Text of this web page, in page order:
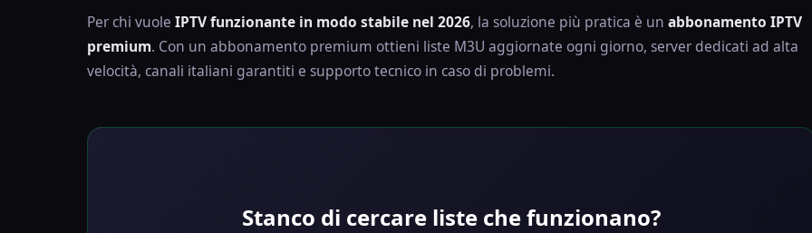
Per chi vuole IPTV funzionante in modo stabile nel 2026, la soluzione più pratica è un abbonamento IPTV
premium. Con un abbonamento premium ottieni liste M3U aggiornate ogni giorno, server dedicati ad alta
velocità, canali italiani garantiti e supporto tecnico in caso di problemi.
Stanco di cercare liste che funzionano?